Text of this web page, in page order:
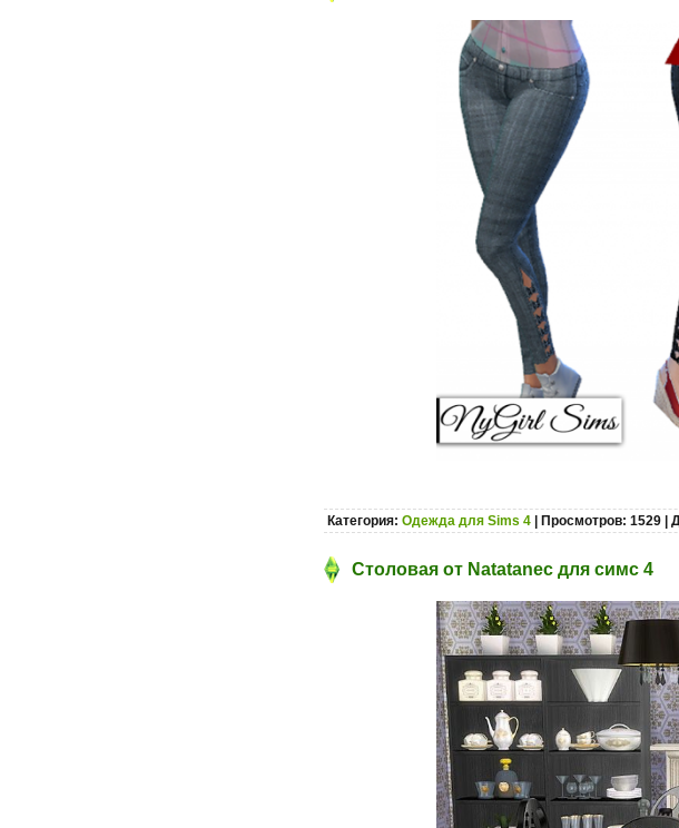
Категория: Одежда для Sims 4 | Просмотров: 1529 |
Столовая от Natatanec для симс 4